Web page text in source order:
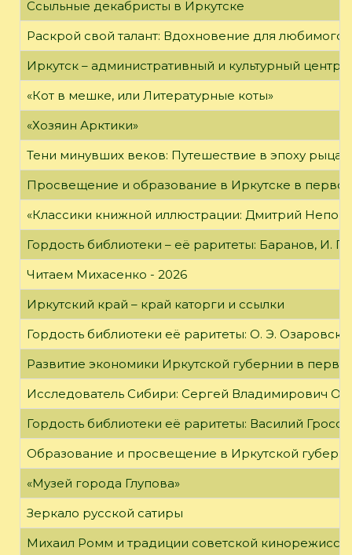
Ссыльные декабристы в Иркутске
Раскрой свой талант: Вдохновение для любимого
Иркутск – административный и культурный центр
«Кот в мешке, или Литературные коты»
«Хозяин Арктики»
Тени минувших веков: Путешествие в эпоху
Просвещение и образование в Иркутске в
«Классики книжной иллюстрации: Дмитрий
Гордость библиотеки – её раритеты: Баранов, И.
Читаем Михасенко - 2026
Иркутский край – край каторги и ссылки
Гордость библиотеки её раритеты: О. Э.
Развитие экономики Иркутской губернии в
Исследователь Сибири: Сергей Владимирович
Гордость библиотеки её раритеты: Василий
Образование и просвещение в Иркутской
«Музей города Глупова»
Зеркало русской сатиры
Михаил Ромм и традиции советской